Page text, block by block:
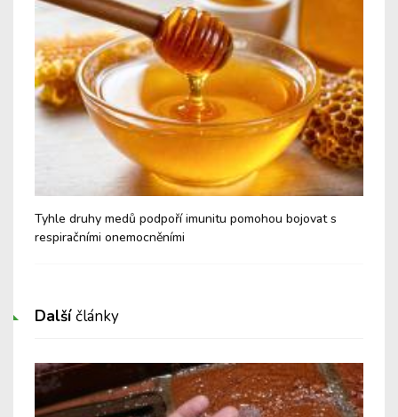
Tyhle druhy medů podpoří imunitu pomohou bojovat s
respiračními onemocněními
Dalšíčlánky